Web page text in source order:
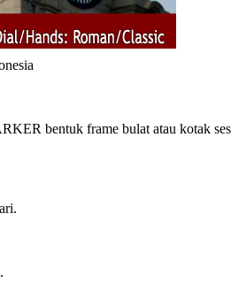
bentuk frame bulat atau kotak